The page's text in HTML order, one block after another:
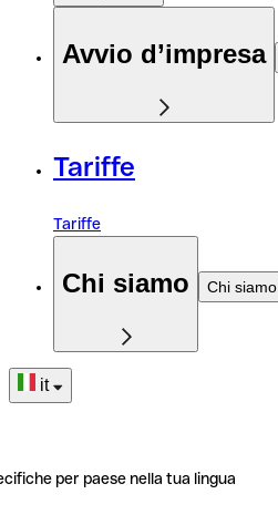
Avvio d’impresa
Tariffe
Tariffe
Chi siamo Chi siamo
it
per paese nella tua lingua